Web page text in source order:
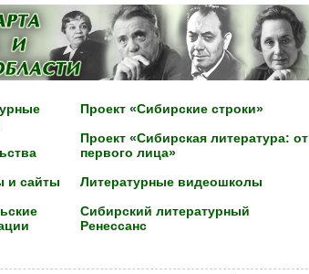
и сайты
Проект «Сибирские строки»
Проект «Сибирская литература: от
первого лица»
Литературные видеошколы
Сибирский литературный
Ренессанс